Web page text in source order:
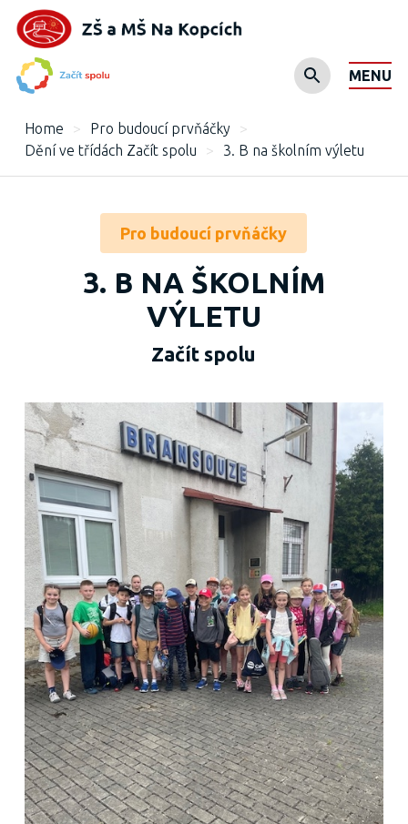
MENU
Home > Pro budoucí prvňáčky
>
Dění ve třídách Začít spolu
> 3. B na školním výletu
Pro budoucí prvňáčky
3. B NA ŠKOLNÍM
VÝLETU
Začít spolu